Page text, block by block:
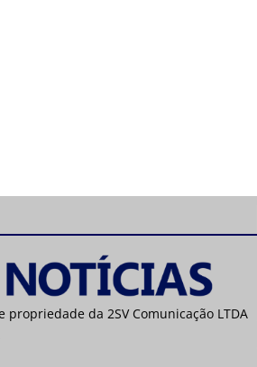
propriedade da 2SV Comunicação LTDA